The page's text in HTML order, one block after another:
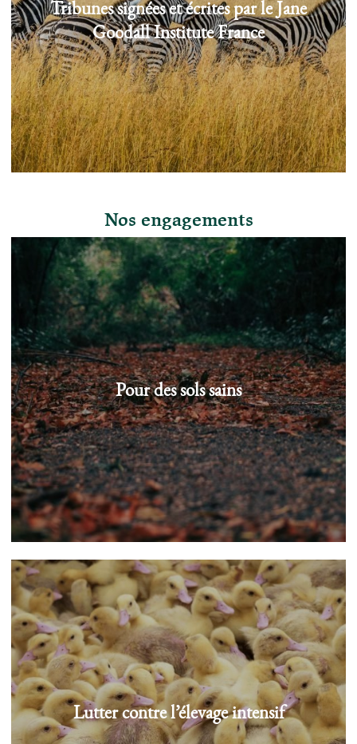
Tribunes signées et écrites par le Jane
Goodall Institute France
Nos engagements
Pour des sols sains
Lutter contre l’élevage intensif